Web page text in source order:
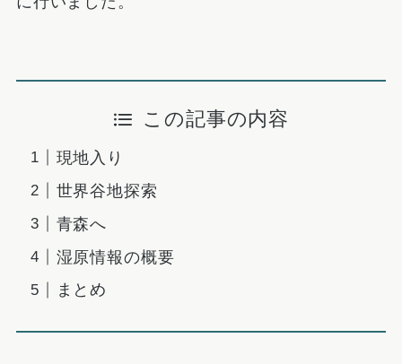
この記事の内容
現地入り
世界谷地探索
青森へ
湿原情報の概要
まとめ